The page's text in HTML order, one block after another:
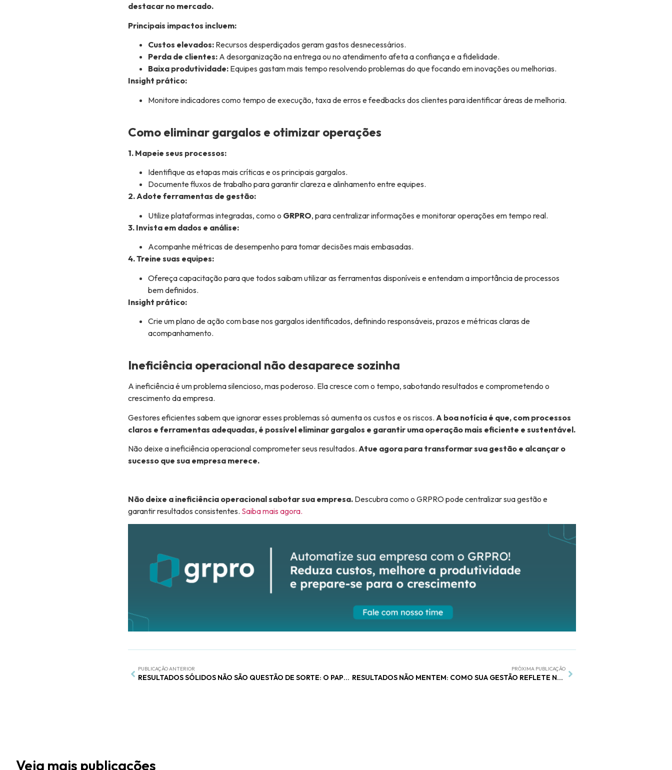
destacar no mercado.
Principais impactos incluem:
Custos elevados: Recursos desperdiçados geram gastos desnecessários.
Perda de clientes: A desorganização na entrega ou no atendimento afeta a confiança e a fidelidade.
Baixa produtividade: Equipes gastam mais tempo resolvendo problemas do que focando em inovações ou melhorias.
Insight prático:
Monitore indicadores como tempo de execução, taxa de erros e feedbacks dos clientes para identificar áreas de melhoria.
Como eliminar gargalos e otimizar operações
1. Mapeie seus processos:
Identifique as etapas mais críticas e os principais gargalos.
Documente fluxos de trabalho para garantir clareza e alinhamento entre equipes.
2. Adote ferramentas de gestão:
Utilize plataformas integradas, como o GRPRO, para centralizar informações e monitorar operações em tempo real.
3. Invista em dados e análise:
Acompanhe métricas de desempenho para tomar decisões mais embasadas.
4. Treine suas equipes:
Ofereça capacitação para que todos saibam utilizar as ferramentas disponíveis e entendam a importância de processos
bem definidos.
Insight prático:
Crie um plano de ação com base nos gargalos identificados, definindo responsáveis, prazos e métricas claras de
acompanhamento.
Ineficiência operacional não desaparece sozinha
A ineficiência é um problema silencioso, mas poderoso. Ela cresce com o tempo, sabotando resultados e comprometendo o
crescimento da empresa.
Gestores eficientes sabem que ignorar esses problemas só aumenta os custos e os riscos. A boa notícia é que, com processos
claros e ferramentas adequadas, é possível eliminar gargalos e garantir uma operação mais eficiente e sustentável.
Não deixe a ineficiência operacional comprometer seus resultados. Atue agora para transformar sua gestão e alcançar o
sucesso que sua empresa merece.
Não deixe a ineficiência operacional sabotar sua empresa. Descubra como o GRPRO pode centralizar sua gestão e
garantir resultados consistentes. Saiba mais agora.
PUBLICAÇÃO ANTERIOR
RESULTADOS SÓLIDOS NÃO SÃO QUESTÃO DE SORTE: O PAPEL DO CONTROLE NA GESTÃO MODERNA
PRÓXIMA PUBLICAÇÃO
RESULTADOS NÃO MENTEM: COMO SUA GESTÃO REFLETE NO SUCESSO DA EMPRESA
Veja mais publicações